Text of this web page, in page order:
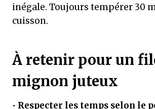
inégale. Toujours tempérer 30
cuisson.
À retenir pour un
mignon juteux
• Respecter les temps selon le